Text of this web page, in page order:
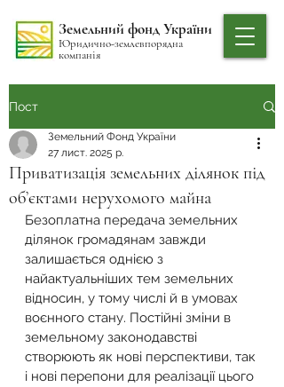
Земельний фонд України
Юридично-землевпорядна
компанія
Пост
Приватизація земельних ділянок під
об’єктами нерухомого майна
Земельний Фонд України
27 лист. 2025 р.
Безоплатна передача земельних
ділянок громадянам завжди
залишається однією з
найактуальніших тем земельних
відносин, у тому числі й в умовах
воєнного стану. Постійні зміни в
земельному законодавстві
створюють як нові перспективи, так
і нові перепони для реалізації цього